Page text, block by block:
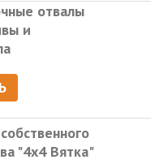
отвалы
и
"4х4 Вятка"